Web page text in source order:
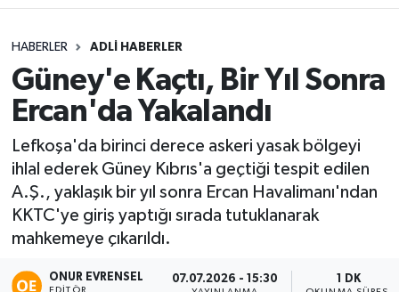
HABERLER ADLI HABERLER
Güney'e Kaçtı, Bir Yıl Sonra
Ercan'da Yakalandı
Lefkoşa'da birinci derece askeri yasak bölgeyi
ihlal ederek Güney Kıbrıs'a geçtiği tespit edilen
A.Ş., yaklaşık bir yıl sonra Ercan Havalimanı'ndan
KKTC'ye giriş yaptığı sırada tutuklanarak
mahkemeye çıkarıldı.
ONUR EVRENSEL
EDITÖR
07.07.2026 - 15:30 1 DK